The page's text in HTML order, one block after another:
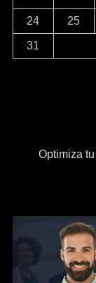
24 25
31
Optimiza